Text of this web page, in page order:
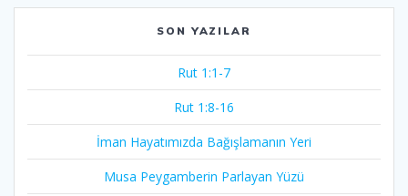
SON YAZILAR
Rut 1:1-7
Rut 1:8-16
İman Hayatımızda Bağışlamanın Yeri
Musa Peygamberin Parlayan Yüzü